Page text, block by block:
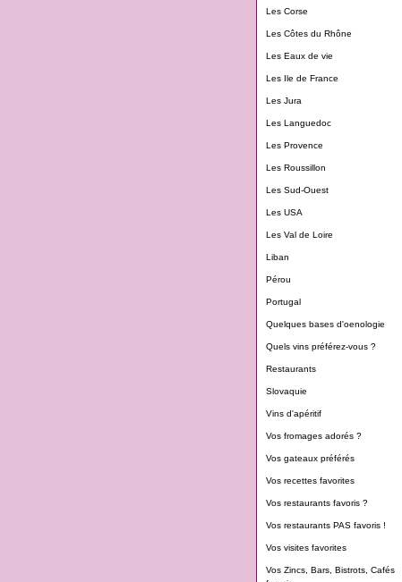
Les Corse
Les Côtes du Rhône
Les Eaux de vie
Les Ile de France
Les Jura
Les Languedoc
Les Provence
Les Roussillon
Les Sud-Ouest
Les USA
Les Val de Loire
Liban
Pérou
Portugal
Quelques bases d'oenologie
Quels vins préférez-vous ?
Restaurants
Slovaquie
Vins d'apéritif
Vos fromages adorés ?
Vos gateaux préférés
Vos recettes favorites
Vos restaurants favoris ?
Vos restaurants PAS favoris !
Vos visites favorites
Vos Zincs, Bars, Bistrots, Cafés